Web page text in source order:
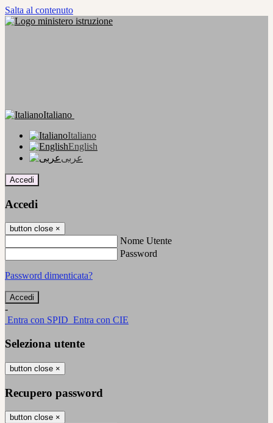
Salta al contenuto
Italiano
Italiano
English
عربى
Accedi
Accedi
button close ×
Nome Utente
Password
Password dimenticata?
-
Entra con SPID Entra con CIE
Seleziona utente
button close ×
Recupero password
button close ×